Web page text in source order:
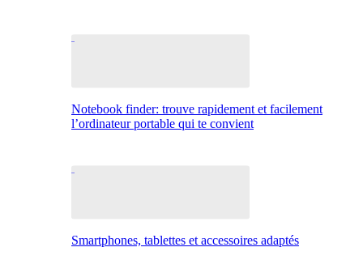
Notebook finder: trouve rapidement et facilement
l’ordinateur portable qui te convient
Smartphones, tablettes et accessoires adaptés